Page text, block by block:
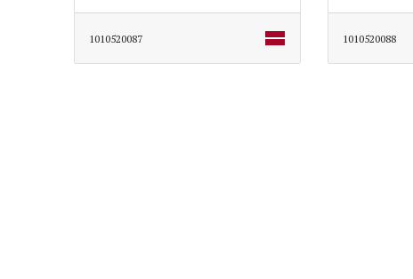
1010520087 1010520088